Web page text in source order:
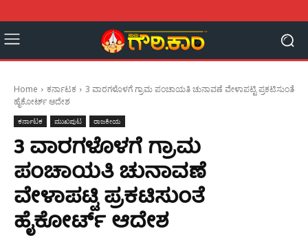
Home ಕರ್ನಾಟಕ
3 ವಾರಗಳೊಳಗೆ ಗ್ರಾಮ ಪಂಚಾಯತಿ ಚುನಾವಣೆ ವೇಳಾಪಟ್ಟಿ ಪ್ರಕಟಿಸುಂತೆ
ಹೈಕೋರ್ಟ್ ಆದೇಶ
ಕರ್ನಾಟಕ ಮುಖಪುಟ ರಾಜಕೀಯ
3 ವಾರಗಳೊಳಗೆ ಗ್ರಾಮ
ಪಂಚಾಯತಿ ಚುನಾವಣೆ
ವೇಳಾಪಟ್ಟಿ ಪ್ರಕಟಿಸುಂತೆ
ಹೈಕೋರ್ಟ್ ಆದೇಶ